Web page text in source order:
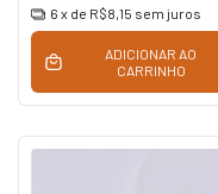
6 x de R$8,15 sem juros
ADICIONAR AO
CARRINHO